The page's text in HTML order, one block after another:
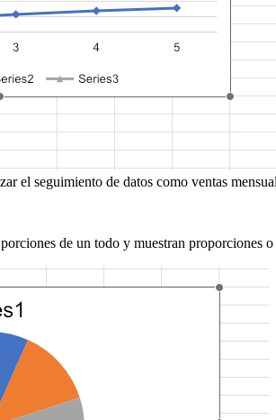
el seguimiento de datos como ventas
de un todo y muestran